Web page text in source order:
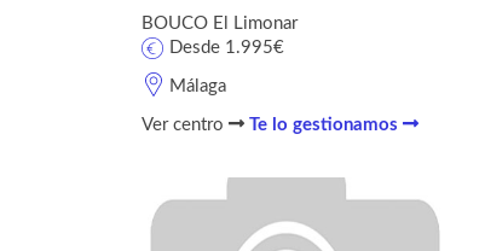
BOUCO El Limonar
Málaga
Desde 1.995€
Ver centro Te lo gestionamos